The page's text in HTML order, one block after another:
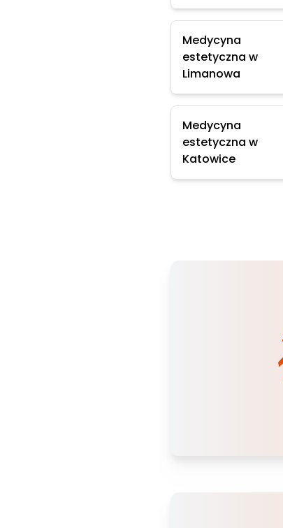
Medycyna
estetyczna w
Limanowa
Medycyna
estetyczna w
Katowice